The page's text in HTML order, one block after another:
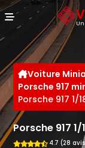
Voiture
Porsche 917
Porsche 917
Porsche 917
4.7 (28
Panneau de gestion des cookies